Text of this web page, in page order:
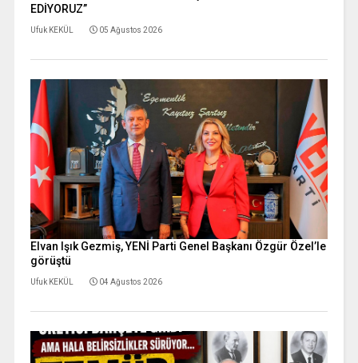
EDİYORUZ”
Ufuk KEKÜL 05 Ağustos 2026
Elvan Işık Gezmiş, YENİ Parti Genel Başkanı Özgür Özel’le
görüştü
Ufuk KEKÜL 04 Ağustos 2026